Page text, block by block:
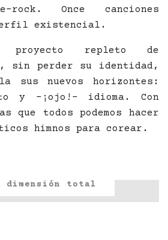
rock. Once canciones
existencial.
proyecto repleto de
sin perder su identidad,
sus nuevos horizontes:
y -¡ojo!- idioma. Con
que todos podemos hacer
himnos para corear.
dimensión total